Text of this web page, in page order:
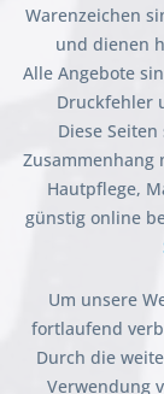
Warenzeichen
und dienen
Alle Angebote
Druckfehler
Diese
Zusammenhang
Hautpflege,
günstig online
Um unsere
fortlaufend
Durch die
Verwendung